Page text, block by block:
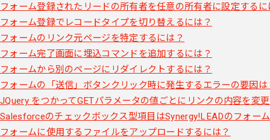
フォーム登録されたリードの所有者を任意の所有者に設定するに
フォーム登録でレコードタイプを切り替えるには？
フォームのリンク元ページを特定するには？
フォーム完了画面に埋込コマンドを追加するには？
フォームから別のページにリダイレクトするには？
フォームの「送信」ボタンクリック時に発生するエラーの要因は
JQuery をつかってGETパラメータの値ごとにリンクの内容を変
Salesforceのチェックボックス型項目はSynergy!LEADのフォー
フォームに使用するファイルをアップロードするには？